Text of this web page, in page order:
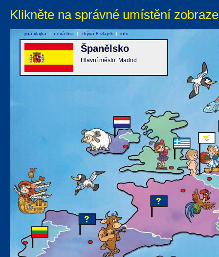
Klikněte na správné umístění
Španělsko
Hlavní město: Madrid
jiná vlajka | nová hra | zbývá 8 vlajek | info